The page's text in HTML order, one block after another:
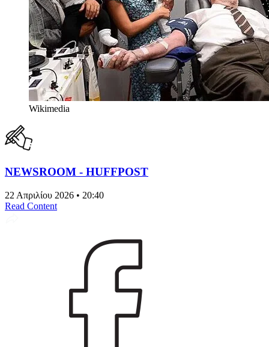
Wikimedia
NEWSROOM - HUFFPOST
22 Απριλίου 2026 • 20:40
Read Content